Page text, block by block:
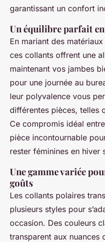
garantissant un confort
Un équilibre parfait
En mariant des
ces collants offrent une
maintenant vos jambes
pour une journée au
leur polyvalence vous
différentes pièces, telles
Ce compromis idéal
pièce incontournable
rester féminines en hiver
Une gamme variée
goûts
Les collants polaires
plusieurs styles pour
occasion. Des couleurs
transparent aux nuances